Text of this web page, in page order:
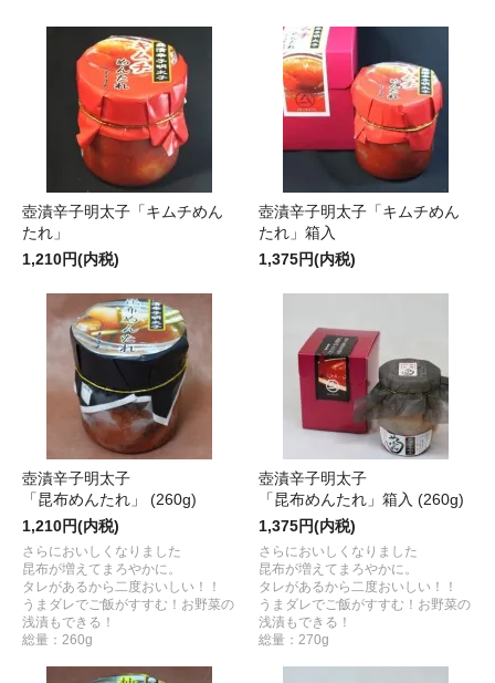
壺漬辛子明太子「キムチめん
たれ」
1,210円(内税)
壺漬辛子明太子「キムチめん
たれ」箱入
1,375円(内税)
壺漬辛子明太子
「昆布めんたれ」 (260g)
1,210円(内税)
さらにおいしくなりました
昆布が増えてまろやかに。
タレがあるから二度おいしい！！
うまダレでご飯がすすむ！お野菜の
浅漬もできる！
総量：260g
壺漬辛子明太子
「昆布めんたれ」箱入 (260g)
1,375円(内税)
さらにおいしくなりました
昆布が増えてまろやかに。
タレがあるから二度おいしい！！
うまダレでご飯がすすむ！お野菜の
浅漬もできる！
総量：270g